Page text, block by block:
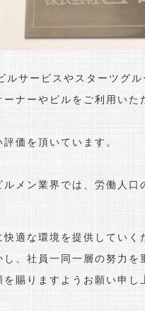
ービスやスターツグル
ナーやビルをご利用い
価を頂いています。
メン業界では、労働人
適な環境を提供してい
、社員一同一層の努力を
賜りますようお願い申し